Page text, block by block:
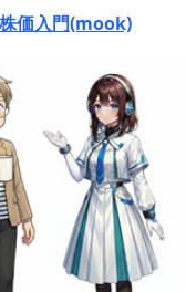
価入門(mook)